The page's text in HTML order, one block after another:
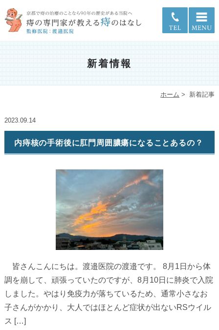
新着情報
ホーム > 新着記事
2023.09.14
内痔核の手術後に肛門周囲膿瘍になることあるの？
皆さんこんにちは。渡邉医院の渡邉です。 8月1日から体
調を崩して、頑張っていたのですが、8月10日に肺炎で入院
しました。やはり免疫力が落ちているため、通常小さなお
子さんがかかり、大人ではほとんど症状が出ないRSウイル
ス […]